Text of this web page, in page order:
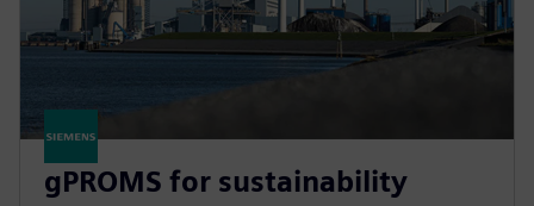
gPROMS for sustainability